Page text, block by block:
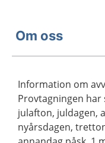
Om oss
Information om
Provtagningen
julafton, juldagen,
nyårsdagen,